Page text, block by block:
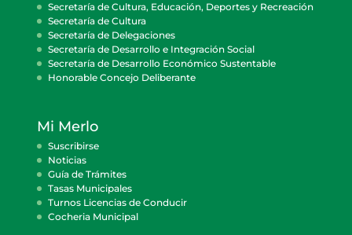
Secretaría de Cultura, Educación, Deportes y Recreación
Secretaría de Cultura
Secretaría de Delegaciones
Secretaría de Desarrollo e Integración Social
Secretaría de Desarrollo Económico Sustentable
Honorable Concejo Deliberante
Mi Merlo
Suscribirse
Noticias
Guía de Trámites
Tasas Municipales
Turnos Licencias de Conducir
Cocheria Municipal